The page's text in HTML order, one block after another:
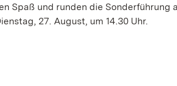
Spaß und runden die Sonderführung
27. August, um 14.30 Uhr.